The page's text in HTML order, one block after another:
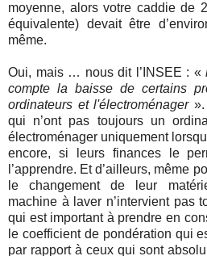
moyenne, alors votre caddie de
équivalente) devait être
même.
Oui, mais … nous dit l’INSEE : «
compte la baisse de certains
ordinateurs et l'électroménager».
qui n’ont pas toujours un
électroménager uniquement
encore, si leurs finances le
l’apprendre. Et d’ailleurs, même
le changement de leur
machine à laver n’intervient pas
qui est important à prendre en
le coefficient de pondération qui
par rapport à ceux qui sont